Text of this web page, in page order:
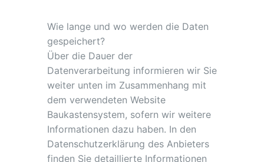
Wie lange und wo werden die Daten
gespeichert?
Über die Dauer der
Datenverarbeitung informieren wir Sie
weiter unten im Zusammenhang mit
dem verwendeten Website
Baukastensystem, sofern wir weitere
Informationen dazu haben. In den
Datenschutzerklärung des Anbieters
finden Sie detaillierte Informationen